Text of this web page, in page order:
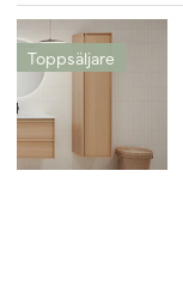
Toppsäljare